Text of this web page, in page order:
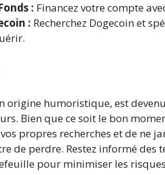
: Financez votre compte
: Recherchez Dogecoin et
origine humoristique, est
Bien que ce soit le bon
propres recherches et de ne
de perdre. Restez informé des
pour minimiser les